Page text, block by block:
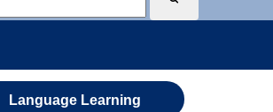
Language Learning